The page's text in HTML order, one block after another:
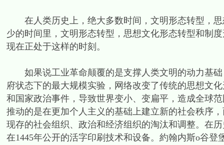
在人类历史上，绝大多数时间，文明形态转型，思
少的时间里，文明形态转型，思想文化形态转型和制
现在正处于这样的时刻。
如果说工业革命颠覆的是支撑人类文明的动力基础
府状态下的最大规模实验，网络改变了传统的思想文
和国家政治事件，导致世界变小、变扁平，造成全球
推动的是在更加个人主义的基础上建立新的社会秩序
现存的社会组织、政治和经济组织的淘汰和调整。在
在1445年公开的活字印刷技术和设备。約翰内斯o谷